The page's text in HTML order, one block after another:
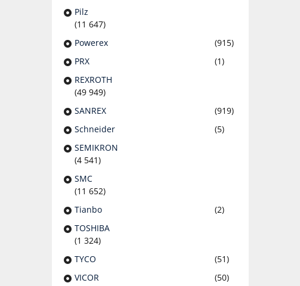
Pilz
(11 647)
Powerex
(915)
PRX
(1)
REXROTH
(49 949)
SANREX
(919)
Schneider
(5)
SEMIKRON
(4 541)
SMC
(11 652)
Tianbo
(2)
TOSHIBA
(1 324)
TYCO
(51)
VICOR
(50)